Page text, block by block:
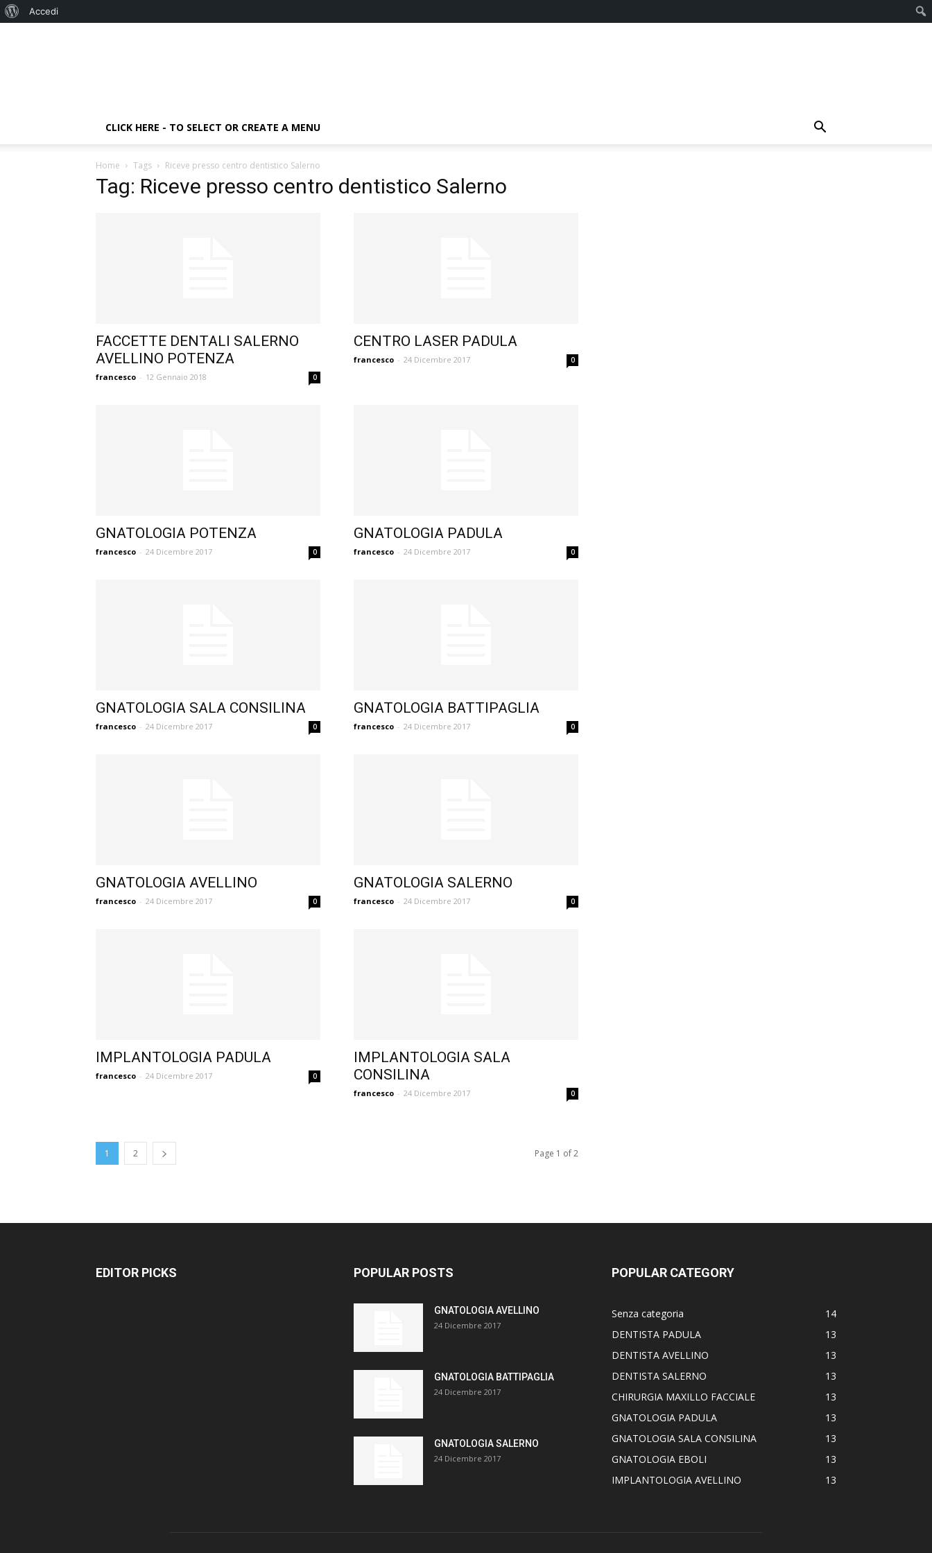
CLICK HERE - TO SELECT OR CREATE A MENU
Home Tags Riceve presso centro dentistico Salerno
Tag: Riceve presso centro dentistico Salerno
FACCETTE DENTALI SALERNO
AVELLINO POTENZA
francesco - 12 Gennaio 2018 0
CENTRO LASER PADULA
francesco - 24 Dicembre 2017 0
GNATOLOGIA POTENZA
francesco - 24 Dicembre 2017 0
GNATOLOGIA PADULA
francesco - 24 Dicembre 2017 0
GNATOLOGIA SALA CONSILINA
francesco - 24 Dicembre 2017 0
GNATOLOGIA BATTIPAGLIA
francesco - 24 Dicembre 2017 0
GNATOLOGIA AVELLINO
francesco - 24 Dicembre 2017 0
GNATOLOGIA SALERNO
francesco - 24 Dicembre 2017 0
IMPLANTOLOGIA PADULA
francesco - 24 Dicembre 2017 0
IMPLANTOLOGIA SALA
CONSILINA
francesco - 24 Dicembre 2017 0
1 2 Page 1 of 2
EDITOR PICKS POPULAR POSTS
GNATOLOGIA AVELLINO
24 Dicembre 2017
GNATOLOGIA BATTIPAGLIA
24 Dicembre 2017
GNATOLOGIA SALERNO
24 Dicembre 2017
POPULAR CATEGORY
Senza categoria
14
DENTISTA PADULA
13
DENTISTA AVELLINO
13
DENTISTA SALERNO
13
CHIRURGIA MAXILLO FACCIALE
13
GNATOLOGIA PADULA
13
GNATOLOGIA SALA CONSILINA
13
GNATOLOGIA EBOLI
13
IMPLANTOLOGIA AVELLINO
13
Informazioni
Accedi